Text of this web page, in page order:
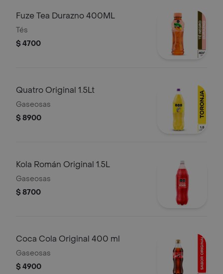
Fuze Tea Durazno 400ML
Tés
$ 4700
Quatro Original 1.5Lt
Gaseosas
$ 8900
Kola Román Original 1.5L
Gaseosas
$ 8700
Coca Cola Original 400 ml
Gaseosas
$ 4900